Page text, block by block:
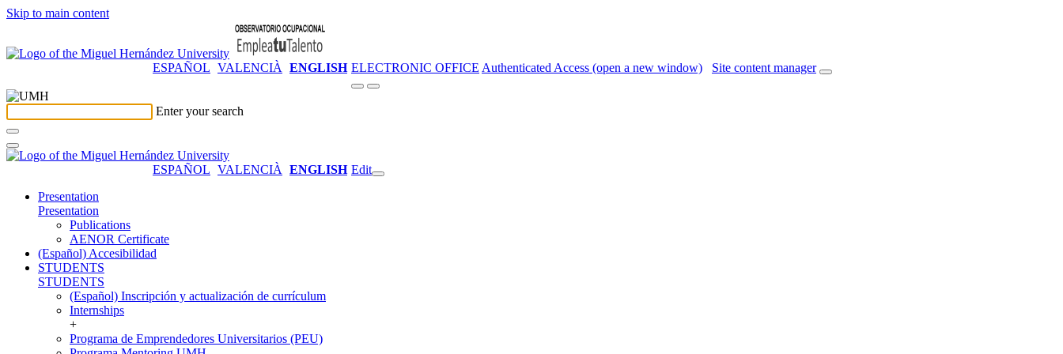
Skip to main content
ESPAÑOL VALENCIÀ ENGLISH ELECTRONIC OFFICE Authenticated Access (open a new window) Site content manager
Enter your search
ESPAÑOL VALENCIÀ ENGLISH Edit
Presentation
Presentation
Publications
AENOR Certificate
(Español) Accesibilidad
STUDENTS
STUDENTS
(Español) Inscripción y actualización de currículum
Internships
+
Programa de Emprendedores Universitarios (PEU)